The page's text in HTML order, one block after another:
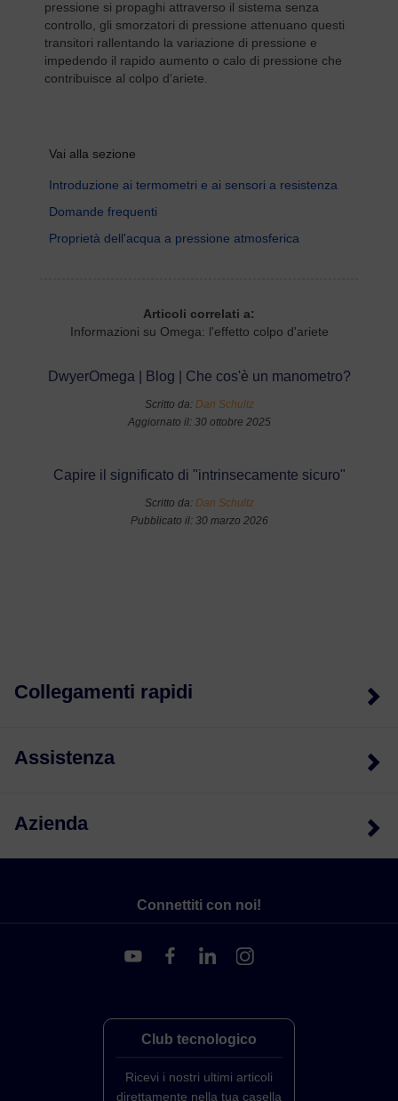
pressione si propaghi attraverso il sistema senza
controllo, gli smorzatori di pressione attenuano questi
transitori rallentando la variazione di pressione e
impedendo il rapido aumento o calo di pressione che
contribuisce al colpo d'ariete.
Vai alla sezione
Introduzione ai termometri e ai sensori a resistenza
Domande frequenti
Proprietà dell'acqua a pressione atmosferica
Articoli correlati a:
Informazioni su Omega: l'effetto colpo d'ariete
DwyerOmega | Blog | Che cos'è un manometro?
Scritto da: Dan Schultz
Aggiornato il: 30 ottobre 2025
Capire il significato di "intrinsecamente sicuro"
Scritto da: Dan Schultz
Pubblicato il: 30 marzo 2026
Collegamenti rapidi
Assistenza
Azienda
Connettiti con noi!
Club tecnologico
Ricevi i nostri ultimi articoli
direttamente nella tua casella